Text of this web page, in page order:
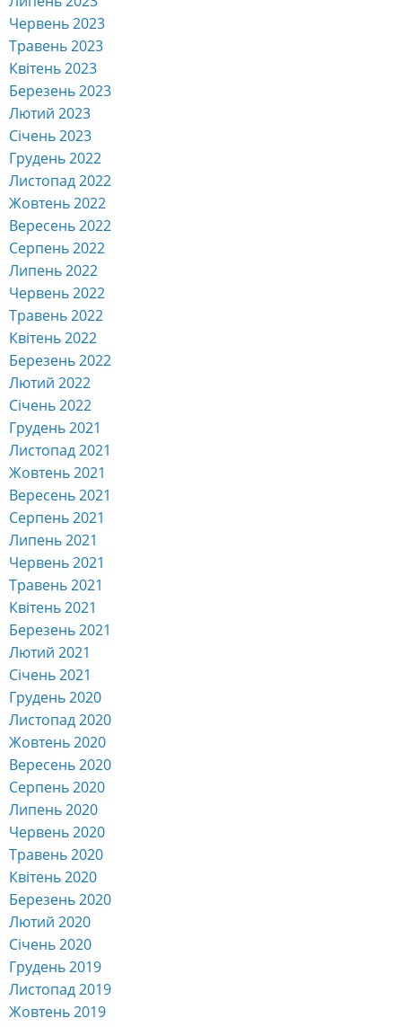
Червень 2023
Травень 2023
Квітень 2023
Березень 2023
Лютий 2023
Січень 2023
Грудень 2022
Листопад 2022
Жовтень 2022
Вересень 2022
Серпень 2022
Липень 2022
Червень 2022
Травень 2022
Квітень 2022
Березень 2022
Лютий 2022
Січень 2022
Грудень 2021
Листопад 2021
Жовтень 2021
Вересень 2021
Серпень 2021
Липень 2021
Червень 2021
Травень 2021
Квітень 2021
Березень 2021
Лютий 2021
Січень 2021
Грудень 2020
Листопад 2020
Жовтень 2020
Вересень 2020
Серпень 2020
Липень 2020
Червень 2020
Травень 2020
Квітень 2020
Березень 2020
Лютий 2020
Січень 2020
Грудень 2019
Листопад 2019
Жовтень 2019